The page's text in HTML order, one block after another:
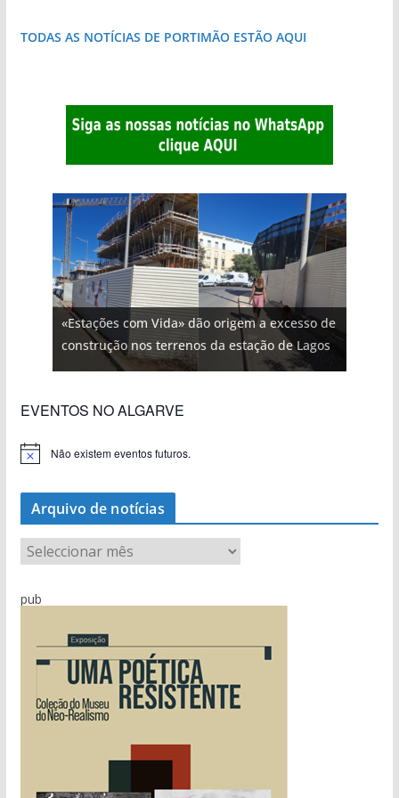
TODAS AS NOTÍCIAS DE PORTIMÃO ESTÃO AQUI
«Estações com Vida» dão origem a excesso de
construção nos terrenos da estação de Lagos
EVENTOS NO ALGARVE
Não existem eventos futuros.
Arquivo de notícias
q
pub